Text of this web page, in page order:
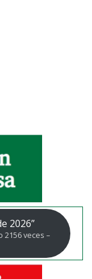
2026”
2156 veces –